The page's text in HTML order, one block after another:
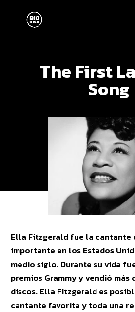
The First
Song
Ella Fitzgerald fue la cantante
importante en los Estados
medio siglo. Durante su vida
premios Grammy y vendió más
discos. Ella Fitzgerald es
cantante favorita y toda una